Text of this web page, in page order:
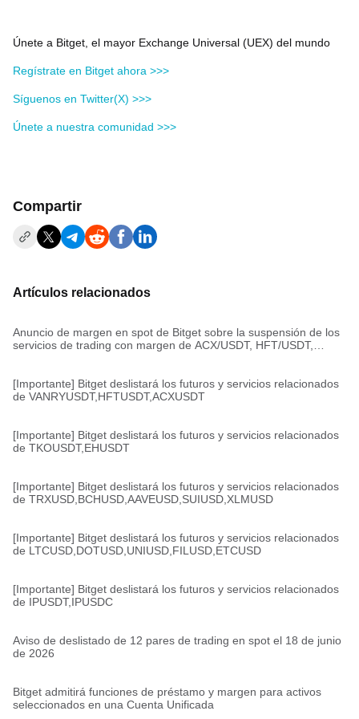
Únete a Bitget, el mayor Exchange Universal (UEX) del mundo
Regístrate en Bitget ahora >>>
Síguenos en Twitter(X) >>>
Únete a nuestra comunidad >>>
Compartir
Artículos relacionados
Anuncio de margen en spot de Bitget sobre la suspensión de los
servicios de trading con margen de ACX/USDT, HFT/USDT,
[Importante] Bitget deslistará los futuros y servicios relacionados
de VANRYUSDT,HFTUSDT,ACXUSDT
[Importante] Bitget deslistará los futuros y servicios relacionados
de TKOUSDT,EHUSDT
[Importante] Bitget deslistará los futuros y servicios relacionados
de TRXUSD,BCHUSD,AAVEUSD,SUIUSD,XLMUSD
[Importante] Bitget deslistará los futuros y servicios relacionados
de LTCUSD,DOTUSD,UNIUSD,FILUSD,ETCUSD
[Importante] Bitget deslistará los futuros y servicios relacionados
de IPUSDT,IPUSDC
Aviso de deslistado de 12 pares de trading en spot el 18 de junio
de 2026
Bitget admitirá funciones de préstamo y margen para activos
seleccionados en una Cuenta Unificada